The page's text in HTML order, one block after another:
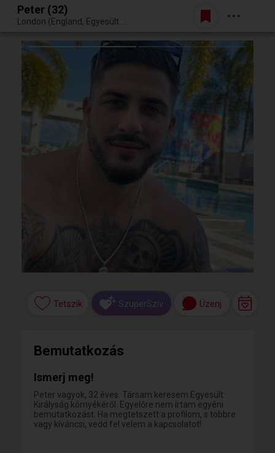
Egy jó randiból bármi lehet.
Belépés
Peter (32)
Tetszik SzuperSzív Üzenj
Bemutatkozás
Ismerj meg!
Peter vagyok, 32 éves. Társam keresem Egyesült
Királyság környékéről. Egyelőre nem írtam egyéni
bemutatkozást. Ha megtetszett a profilom, s többre
vagy kíváncsi, vedd fel velem a kapcsolatot!